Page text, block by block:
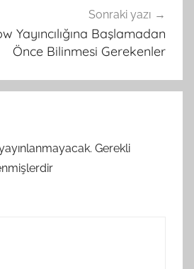
Sonraki yazı
Yayıncılığına Başlamadan
Önce Bilinmesi Gerekenler
Gerekli